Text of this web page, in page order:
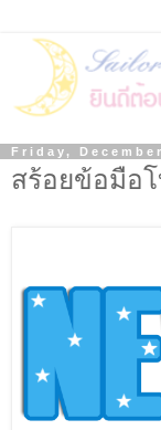
Friday,
สร้อยข้อมือ